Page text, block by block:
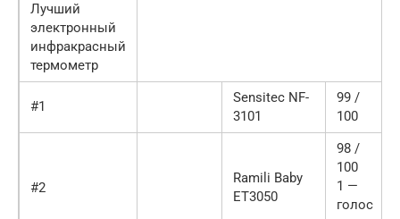
Лучший
электронный
инфракрасный
термометр
#1
Sensitec NF-
3101
99 /
100
#2
Ramili Baby
ET3050
98 /
100
1 —
голос